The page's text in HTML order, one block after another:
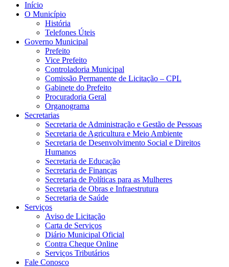
Início
O Município
História
Telefones Úteis
Governo Municipal
Prefeito
Vice Prefeito
Controladoria Municipal
Comissão Permanente de Licitação – CPL
Gabinete do Prefeito
Procuradoria Geral
Organograma
Secretarias
Secretaria de Administração e Gestão de Pessoas
Secretaria de Agricultura e Meio Ambiente
Secretaria de Desenvolvimento Social e Direitos
Humanos
Secretaria de Educação
Secretaria de Finanças
Secretaria de Políticas para as Mulheres
Secretaria de Obras e Infraestrutura
Secretaria de Saúde
Serviços
Aviso de Licitação
Carta de Serviços
Diário Municipal Oficial
Contra Cheque Online
Serviços Tributários
Fale Conosco